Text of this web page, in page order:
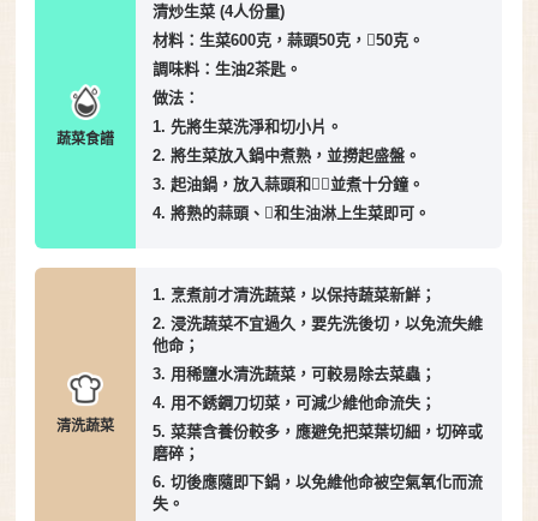
蔬菜食譜
清炒生菜 (4人份量)
材料：生菜600克，蒜頭50克，50克。
調味料：生油2茶匙。
做法：
1. 先將生菜洗淨和切小片。
2. 將生菜放入鍋中煮熟，並撈起盛盤。
3. 起油鍋，放入蒜頭和，並煮十分鐘。
4. 將熟的蒜頭、和生油淋上生菜即可。
清洗蔬菜
1. 烹煮前才清洗蔬菜，以保持蔬菜新鮮；
2. 浸洗蔬菜不宜過久，要先洗後切，以免流失維
他命；
3. 用稀鹽水清洗蔬菜，可較易除去菜蟲；
4. 用不銹鋼刀切菜，可減少維他命流失；
5. 菜葉含養份較多，應避免把菜葉切細，切碎或
磨碎；
6. 切後應隨即下鍋，以免維他命被空氣氧化而流
失。